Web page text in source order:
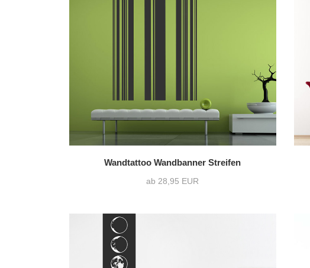
Wandtattoo Wandbanner Streifen
ab 28,95 EUR